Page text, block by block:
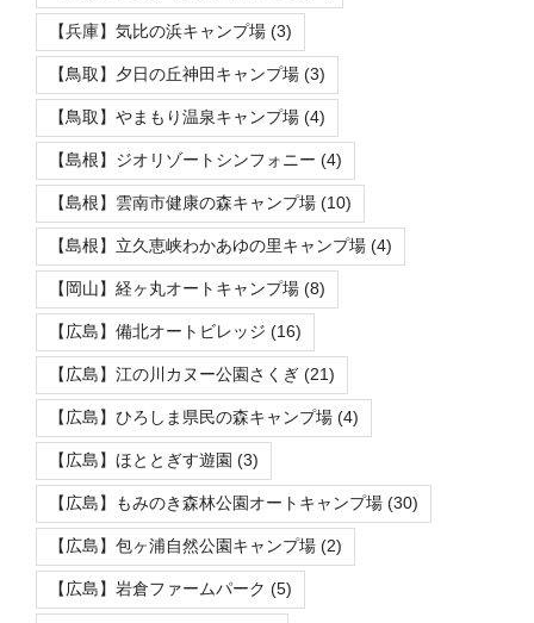
【兵庫】気比の浜キャンプ場 (3)
【鳥取】夕日の丘神田キャンプ場 (3)
【鳥取】やまもり温泉キャンプ場 (4)
【島根】ジオリゾートシンフォニー (4)
【島根】雲南市健康の森キャンプ場 (10)
【島根】立久恵峡わかあゆの里キャンプ場 (4)
【岡山】経ヶ丸オートキャンプ場 (8)
【広島】備北オートビレッジ (16)
【広島】江の川カヌー公園さくぎ (21)
【広島】ひろしま県民の森キャンプ場 (4)
【広島】ほととぎす遊園 (3)
【広島】もみのき森林公園オートキャンプ場 (30)
【広島】包ヶ浦自然公園キャンプ場 (2)
【広島】岩倉ファームパーク (5)